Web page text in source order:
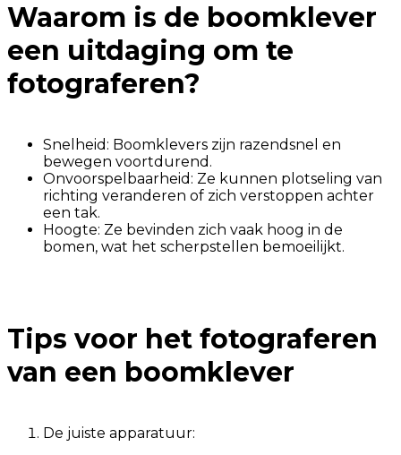
Waarom is de boomklever
een uitdaging om te
fotograferen?
Snelheid: Boomklevers zijn razendsnel en
bewegen voortdurend.
Onvoorspelbaarheid: Ze kunnen plotseling van
richting veranderen of zich verstoppen achter
een tak.
Hoogte: Ze bevinden zich vaak hoog in de
bomen, wat het scherpstellen bemoeilijkt.
Tips voor het fotograferen
van een boomklever
De juiste apparatuur: